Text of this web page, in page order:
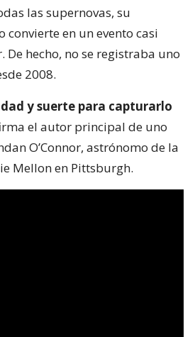
las supernovas, su
convierte en un evento casi
hecho, no se registraba uno
2008.
y suerte para capturarlo
el autor principal de uno
O’Connor, astrónomo de la
Mellon en Pittsburgh.